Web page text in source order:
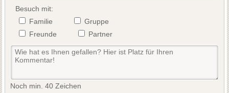
Besuch mit:
Familie
Gruppe
Freunde
Partner
Noch min. 40 Zeichen